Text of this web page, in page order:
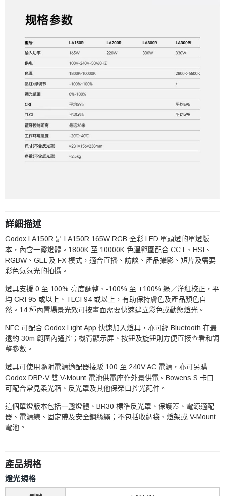
詳細描述
Godox LA150R 是 LA150R 165W RGB 全彩 LED 單頭燈的單燈版
本，內含一盞燈體。1800K 至 10000K 色溫範圍配合 CCT、HSI、
RGBW、GEL 及 FX 模式，適合直播、訪談、產品攝影、短片及需要
彩色氣氛光的拍攝。
燈具支援 0 至 100% 亮度調整、-100% 至 +100% 綠／洋紅校正，平
均 CRI 95 或以上、TLCI 94 或以上，有助保持膚色及產品顏色自
然。14 種內置場景光效可按畫面需要快速建立彩色或動態燈光。
NFC 可配合 Godox Light App 快速加入燈具，亦可經 Bluetooth 在最
遠約 30m 範圍內遙控；機背顯示屏、按鈕及旋鈕則方便直接查看和調
整參數。
燈具可使用隨附電源適配器接駁 100 至 240V AC 電源，亦可另購
Godox DBP-V 雙 V-Mount 電池供電座作外景供電。Bowens S 卡口
可配合常見柔光箱、反光罩及其他保榮口控光配件。
這個單燈版本包括一盞燈體、BR30 標準反光罩、保護蓋、電源適配
器、電源線、固定帶及安全鋼絲繩；不包括收納袋、燈架或 V-Mount
電池。
產品規格
燈光規格